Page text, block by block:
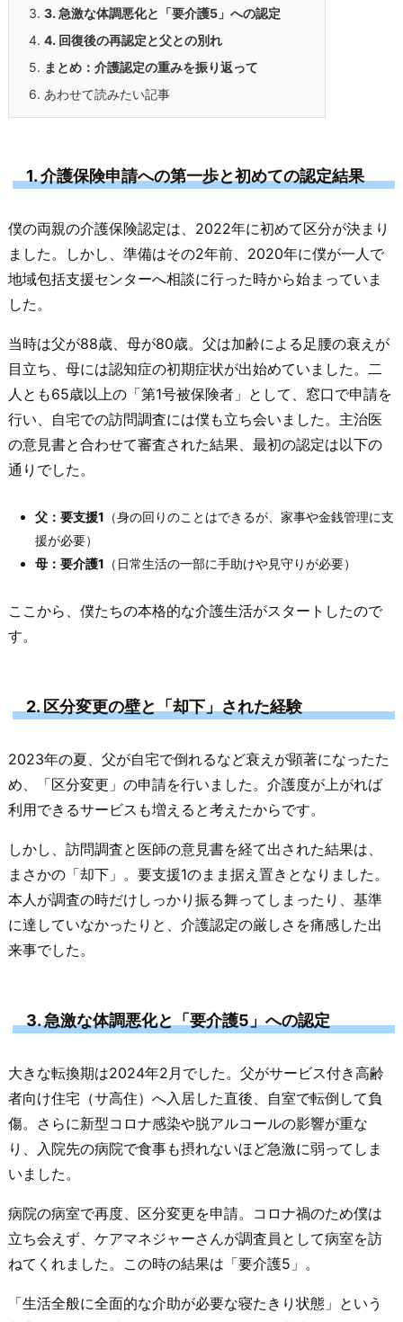
3. 3. 急激な体調悪化と「要介護5」への認定
4. 4. 回復後の再認定と父との別れ
5. まとめ：介護認定の重みを振り返って
6. あわせて読みたい記事
1. 介護保険申請への第一歩と初めての認定結果
僕の両親の介護保険認定は、2022年に初めて区分が決まり
ました。しかし、準備はその2年前、2020年に僕が一人で
地域包括支援センターへ相談に行った時から始まっていま
した。
当時は父が88歳、母が80歳。父は加齢による足腰の衰えが
目立ち、母には認知症の初期症状が出始めていました。二
人とも65歳以上の「第1号被保険者」として、窓口で申請を
行い、自宅での訪問調査には僕も立ち会いました。主治医
の意見書と合わせて審査された結果、最初の認定は以下の
通りでした。
父：要支援1 （身の回りのことはできるが、家事や金銭管理に支
援が必要）
母：要介護1 （日常生活の一部に手助けや見守りが必要）
ここから、僕たちの本格的な介護生活がスタートしたので
す。
2. 区分変更の壁と「却下」された経験
2023年の夏、父が自宅で倒れるなど衰えが顕著になったた
め、「区分変更」の申請を行いました。介護度が上がれば
利用できるサービスも増えると考えたからです。
しかし、訪問調査と医師の意見書を経て出された結果は、
まさかの「却下」。要支援1のまま据え置きとなりました。
本人が調査の時だけしっかり振る舞ってしまったり、基準
に達していなかったりと、介護認定の厳しさを痛感した出
来事でした。
3. 急激な体調悪化と「要介護5」への認定
大きな転換期は2024年2月でした。父がサービス付き高齢
者向け住宅（サ高住）へ入居した直後、自室で転倒して負
傷。さらに新型コロナ感染や脱アルコールの影響が重な
り、入院先の病院で食事も摂れないほど急激に弱ってしま
いました。
病院の病室で再度、区分変更を申請。コロナ禍のため僕は
立ち会えず、ケアマネジャーさんが調査員として病室を訪
ねてくれました。この時の結果は「要介護5」。
「生活全般に全面的な介助が必要な寝たきり状態」という